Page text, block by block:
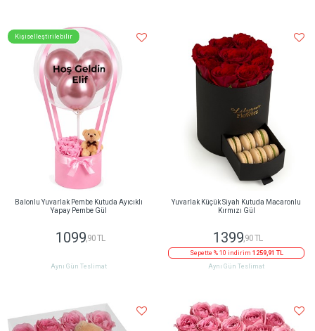
Kişiselleştirilebilir
Balonlu Yuvarlak Pembe Kutuda Ayıcıklı
Yapay Pembe Gül
1099 ,90 TL
Aynı Gün Teslimat
Yuvarlak Küçük Siyah Kutuda Macaronlu
Kırmızı Gül
1399 ,90 TL
Sepette % 10 indirim 1259,91 TL
Aynı Gün Teslimat